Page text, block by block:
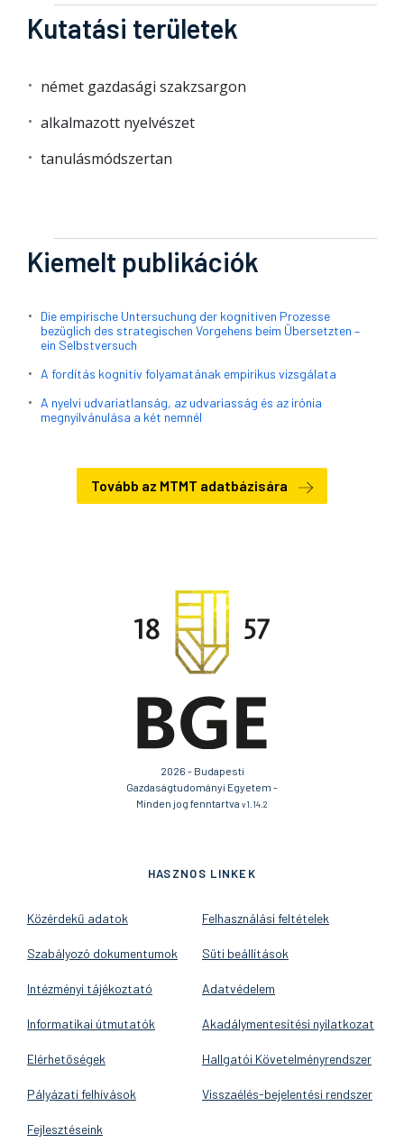
Kutatási területek
német gazdasági szakzsargon
alkalmazott nyelvészet
tanulásmódszertan
Kiemelt publikációk
Die empirische Untersuchung der kognitiven Prozesse
bezüglich des strategischen Vorgehens beim Übersetzten –
ein Selbstversuch
A fordítás kognitív folyamatának empirikus vizsgálata
A nyelvi udvariatlanság, az udvariasság és az irónia
megnyilvánulása a két nemnél
Tovább az MTMT adatbázisára
2026 - Budapesti
Gazdaságtudományi Egyetem -
Minden jog fenntartva v1.14.2
HASZNOS LINKEK
Közérdekű adatok
Szabályozó dokumentumok
Intézményi tájékoztató
Informatikai útmutatók
Elérhetőségek
Pályázati felhívások
Fejlesztéseink
Felhasználási feltételek
Süti beállítások
Adatvédelem
Akadálymentesítési nyilatkozat
Hallgatói Követelményrendszer
Visszaélés-bejelentési rendszer